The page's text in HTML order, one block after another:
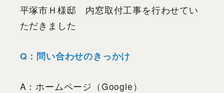
平塚市Ｈ様邸 内窓取付工事を行わせてい
ただきました
Q：問い合わせのきっかけ
A：ホームページ（Google）